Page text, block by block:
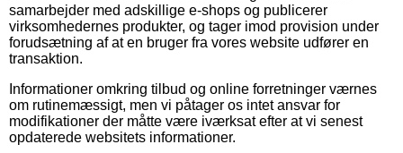
samarbejder med adskillige e-shops og publicerer
virksomhedernes produkter, og tager imod provision under
forudsætning af at en bruger fra vores website udfører en
transaktion.
Informationer omkring tilbud og online forretninger værnes
om rutinemæssigt, men vi påtager os intet ansvar for
modifikationer der måtte være iværksat efter at vi senest
opdaterede websitets informationer.